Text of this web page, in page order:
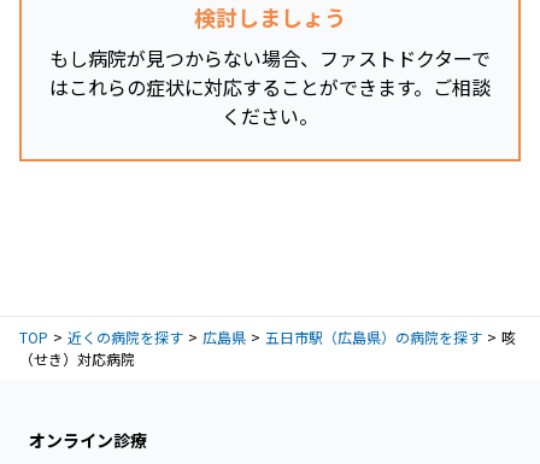
検討しましょう
もし病院が見つからない場合、ファストドクターで
はこれらの症状に対応することができます。ご相談
ください。
TOP 近くの病院を探す 広島県 五日市駅（広島県）の病院を探す
咳
（せき）対応病院
オンライン診療